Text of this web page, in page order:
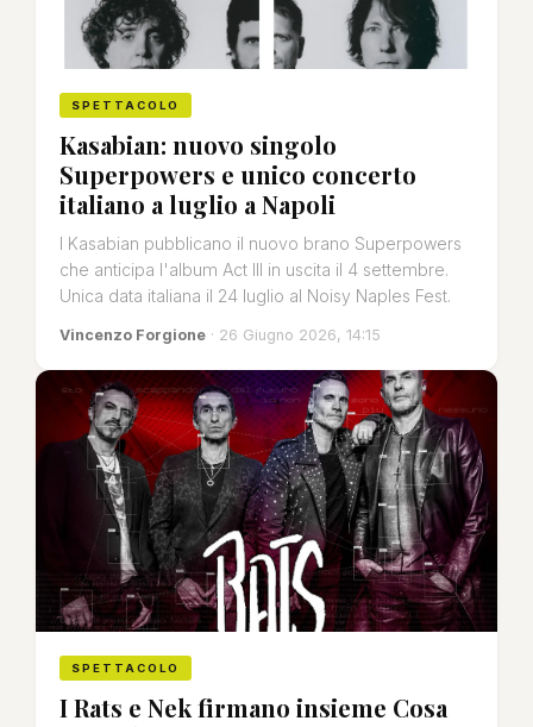
SPETTACOLO
Kasabian: nuovo singolo
Superpowers e unico concerto
italiano a luglio a Napoli
I Kasabian pubblicano il nuovo brano Superpowers
che anticipa l'album Act III in uscita il 4 settembre.
Unica data italiana il 24 luglio al Noisy Naples Fest.
Vincenzo Forgione · 26 Giugno 2026, 14:15
SPETTACOLO
I Rats e Nek firmano insieme Cosa